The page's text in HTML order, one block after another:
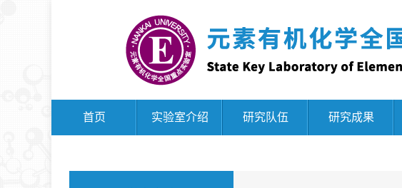
首页 实验室介绍 研究队伍 研究成果